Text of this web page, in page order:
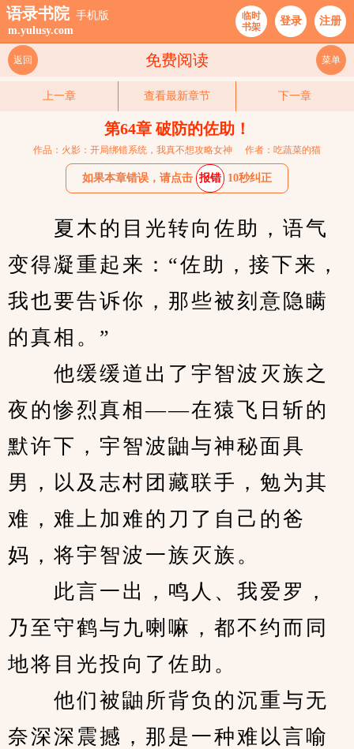
语录书院 手机版
m.yulusy.com
临时
书架
登录 注册
免费阅读
返回 菜单
上一章 查看最新章节 下一章
第64章 破防的佐助！
作品：火影：开局绑错系统，我真不想攻略女神 作者：吃蔬菜的猫
如果本章错误，请点击 报错 10秒纠正
夏木的目光转向佐助，语气
变得凝重起来：“佐助，接下来，
我也要告诉你，那些被刻意隐瞒
的真相。”
他缓缓道出了宇智波灭族之
夜的惨烈真相——在猿飞日斩的
默许下，宇智波鼬与神秘面具
男，以及志村团藏联手，勉为其
难，难上加难的刀了自己的爸
妈，将宇智波一族灭族。
此言一出，鸣人、我爱罗，
乃至守鹤与九喇嘛，都不约而同
地将目光投向了佐助。
他们被鼬所背负的沉重与无
奈深深震撼，那是一种难以言喻